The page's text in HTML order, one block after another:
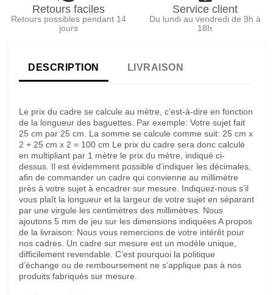
Retours faciles
Retours possibles pendant 14
jours
Service client
Du lundi au vendredi de 9h à
18h
DESCRIPTION LIVRAISON
Le prix du cadre se calcule au mètre, c’est-à-dire en fonction
de la longueur des baguettes. Par exemple: Votre sujet fait
25 cm par 25 cm. La somme se calcule comme suit: 25 cm x
2 + 25 cm x 2 = 100 cm Le prix du cadre sera donc calculé
en multipliant par 1 mètre le prix du mètre, indiqué ci-
dessus. Il est évidemment possible d’indiquer les décimales,
afin de commander un cadre qui convienne au millimètre
près à votre sujet à encadrer sur mesure. Indiquez-nous s’il
vous plaît la longueur et la largeur de votre sujet en séparant
par une virgule les centimètres des millimètres. Nous
ajoutons 5 mm de jeu sur les dimensions indiquées A propos
de la livraison: Nous vous remercions de votre intérêt pour
nos cadres. Un cadre sur mesure est un modèle unique,
difficilement revendable. C’est pourquoi la politique
d’échange ou de remboursement ne s’applique pas à nos
produits fabriqués sur mesure.